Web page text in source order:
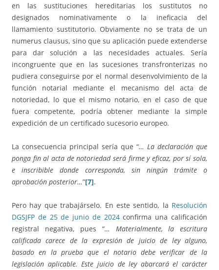
en las sustituciones hereditarias los sustitutos no
designados nominativamente o la ineficacia del
llamamiento sustitutorio. Obviamente no se trata de un
numerus clausus, sino que su aplicación puede extenderse
para dar solución a las necesidades actuales. Sería
incongruente que en las sucesiones transfronterizas no
pudiera conseguirse por el normal desenvolvimiento de la
función notarial mediante el mecanismo del acta de
notoriedad, lo que el mismo notario, en el caso de que
fuera competente, podría obtener mediante la simple
expedición de un certificado sucesorio europeo.
La consecuencia principal sería que “… La declaración que
ponga fin al acta de notoriedad será firme y eficaz, por sí sola,
e inscribible donde corresponda, sin ningún trámite o
aprobación posterior…”[7].
Pero hay que trabajárselo. En este sentido, la Resolución
DGSJFP de 25 de junio de 2024confirma una calificación
registral negativa, pues “…
Materialmente, la escritura
calificada carece de la expresión de juicio de ley alguno,
basado en la prueba que el notario debe verificar de la
legislación aplicable. Este juicio de ley abarcará el carácter